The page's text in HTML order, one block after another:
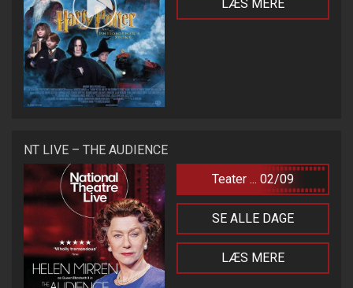
LÆS MERE
NT LIVE – THE AUDIENCE
Teater ... 02/09
SE ALLE DAGE
LÆS MERE